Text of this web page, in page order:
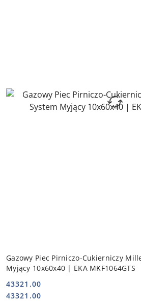
Gazowy Piec Pirniczo-Cukierniczy
Myjący 10x60x40 | EKA MKF1064GTS
Cena:
43321.00
Cena:
43321.00